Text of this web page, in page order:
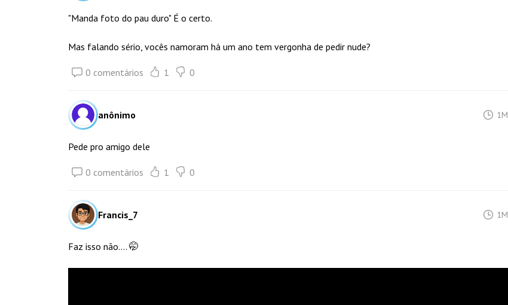
"Manda foto do pau duro" É o certo.
Mas falando sério, vocês namoram há um ano tem vergonha de pedir nude?
0 comentários 1 0
anônimo 1M
Pede pro amigo dele
0 comentários 1 0
Francis_7 1M
Faz isso não.... 🤭